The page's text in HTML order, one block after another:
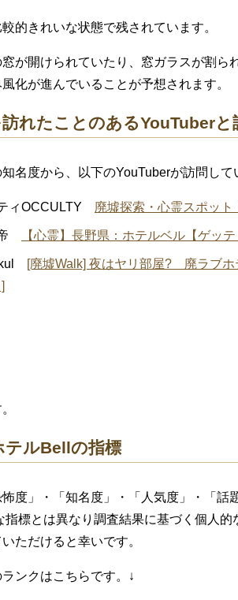
的きれいな状態で残されています。
が開けられていたり、窓ガラスが割ら
化が進んでいることが予想されます。
れたことのあるYouTuber
名度から、以下のYouTuberが訪問し
ィOCCULTY 廃墟探索・心霊スポット
【心霊】長野県：ホテルベル【ゲッ
[廃墟Walk] 夜はヤリ部屋? 廃ラブ
テルBellの指標
度」・「知名度」・「人気度」・「話
指標とは異なり調査結果に基づく個人
ただけると幸いです。
ンクはこちらです。↓